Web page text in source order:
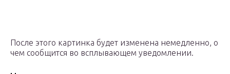
После этого картинка будет изменена немедленно, о
чем сообщится во всплывающем уведомлении.